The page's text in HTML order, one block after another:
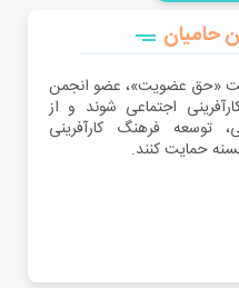
حامیان
«حق عضویت»، عضو انجمن
اجتماعی شوند و از
توسعه فرهنگ کارآفرینی
حمایت کنند.